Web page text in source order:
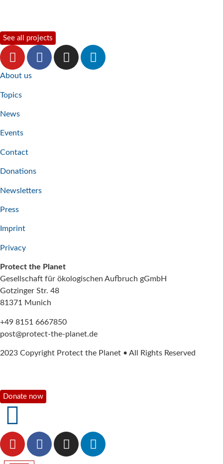
See all projects
About us
Topics
News
Events
Contact
Donations
Newsletters
Press
Imprint
Privacy
Protect the Planet
Gesellschaft für ökologischen Aufbruch gGmbH
Gotzinger Str. 48
81371 Munich
+49 8151 6667850
post@protect-the-planet.de
2023 Copyright Protect the Planet • All Rights Reserved
Donate now